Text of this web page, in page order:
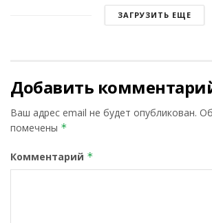
ЗАГРУЗИТЬ ЕЩЕ
Добавить
Ваш адрес email не будет опубликован.
помечены *
Комментарий *